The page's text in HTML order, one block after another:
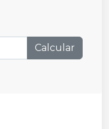
Calcular